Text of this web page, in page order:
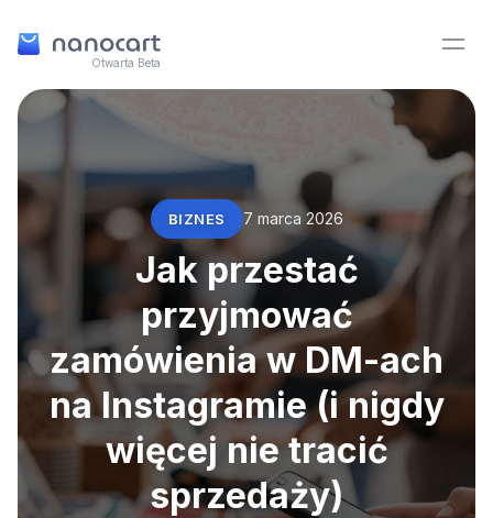
Otwarta Beta
BIZNES 7 marca 2026
Jak przestać
przyjmować
zamówienia w DM-ach
na Instagramie (i nigdy
więcej nie tracić
sprzedaży)